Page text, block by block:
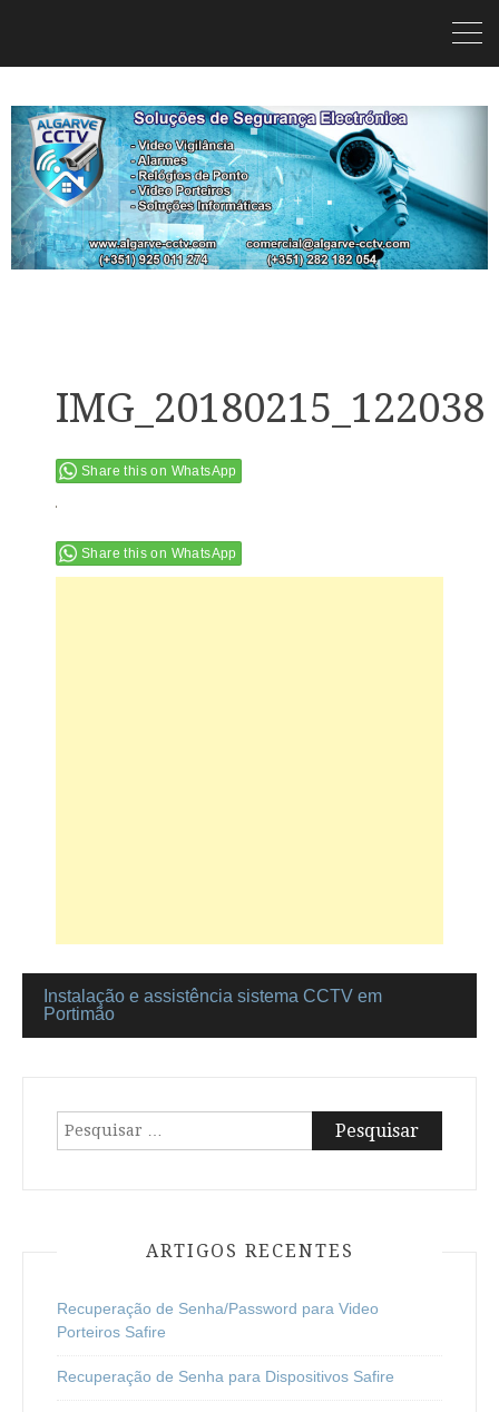
IMG_20180215_122038
Share this on WhatsApp
Share this on WhatsApp
Navegação
de
Instalação e assistência sistema CCTV em
Portimão
Pesquisar
por:
ARTIGOS RECENTES
Recuperação de Senha/Password para Video
Porteiros Safire
Recuperação de Senha para Dispositivos Safire